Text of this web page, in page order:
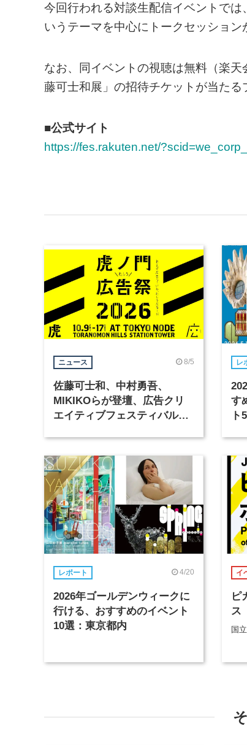
今回行われる対談生配信イベントで
いうテーマを中心にトークセッション
なお、同イベントの視聴は無料（楽
藤可士和展」の招待チケットが当たる
■公式サイト
https://fes.rakuten.net/
ニュース 8/5
佐藤可士和、中村勇吾、
MIKIKOらが登壇、広告クリ
エイティブフェスティバル
レ
す
ト
レポート 4/20
2026年ゴールデンウィークに
行ける、おすすめのイベント
10選：東京都内
イ
ピ
ス
国